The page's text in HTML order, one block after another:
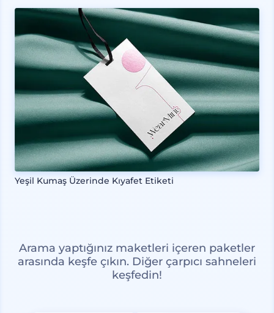
Yeşil Kumaş Üzerinde Kıyafet Etiketi
Arama yaptığınız maketleri içeren paketler
arasında keşfe çıkın. Diğer çarpıcı sahneleri
keşfedin!